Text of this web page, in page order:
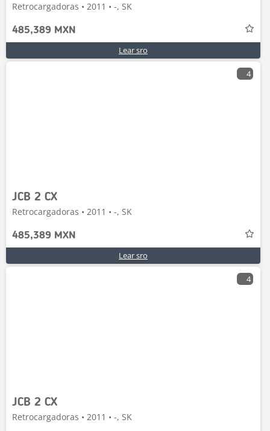
Retrocargadoras • 2011 • -, SK
485,389 MXN
Lear sro
4
JCB 2 CX
Retrocargadoras • 2011 • -, SK
485,389 MXN
Lear sro
4
JCB 2 CX
Retrocargadoras • 2011 • -, SK